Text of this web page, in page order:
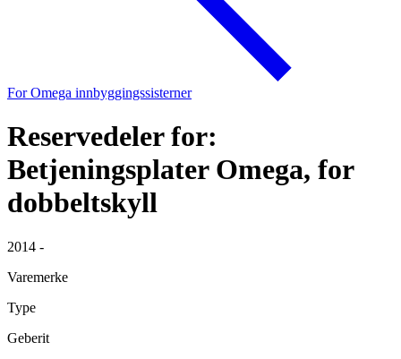
For Omega innbyggingssisterner
Reservedeler for:
Betjeningsplater Omega, for
dobbeltskyll
2014 -
Varemerke
Type
Geberit